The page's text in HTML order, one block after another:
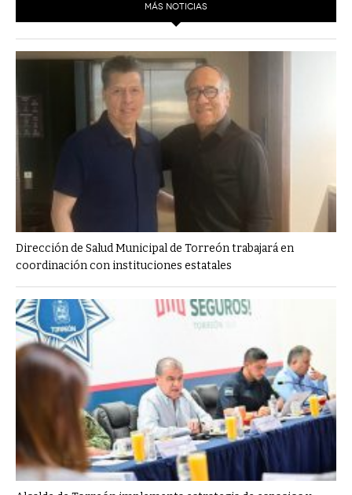
MÁS NOTICIAS
Dirección de Salud Municipal de Torreón trabajará en
coordinación con instituciones estatales